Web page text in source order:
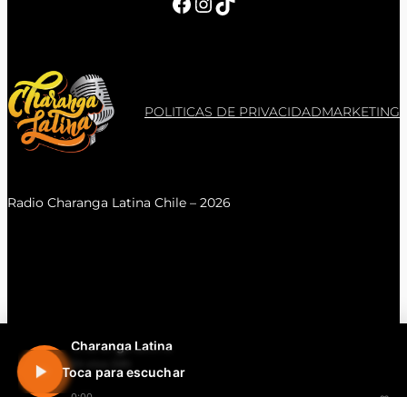
Charanga Latina
En vivo 24h
Toca para escuchar
POLITICAS DE PRIVACIDADMARKETING
Radio Charanga Latina Chile – 2026